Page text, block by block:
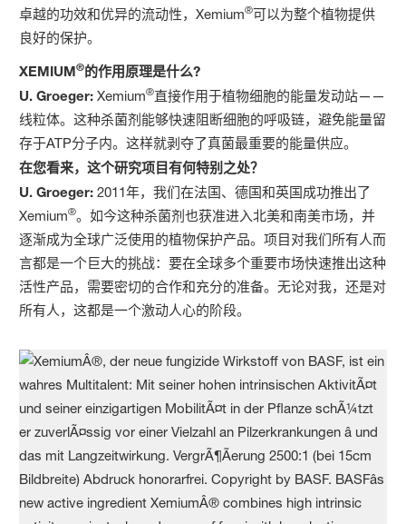
卓越的功效和优异的流动性，Xemium®可以为整个植物提供
良好的保护。
XEMIUM®的作用原理是什么?
U. Groeger:Xemium®直接作用于植物细胞的能量发动站——
线粒体。这种杀菌剂能够快速阻断细胞的呼吸链，避免能量留
存于ATP分子内。这样就剥夺了真菌最重要的能量供应。
在您看来，这个研究项目有何特别之处？
U. Groeger: 2011年，我们在法国、德国和英国成功推出了
Xemium®。如今这种杀菌剂也获准进入北美和南美市场，并
逐渐成为全球广泛使用的植物保护产品。项目对我们所有人而
言都是一个巨大的挑战：要在全球多个重要市场快速推出这种
活性产品，需要密切的合作和充分的准备。无论对我，还是对
所有人，这都是一个激动人心的阶段。